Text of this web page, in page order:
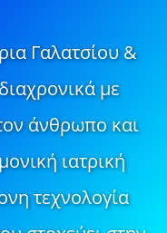
Γαλατσίου &
με
άνθρωπο και
ιατρική
τεχνολογία